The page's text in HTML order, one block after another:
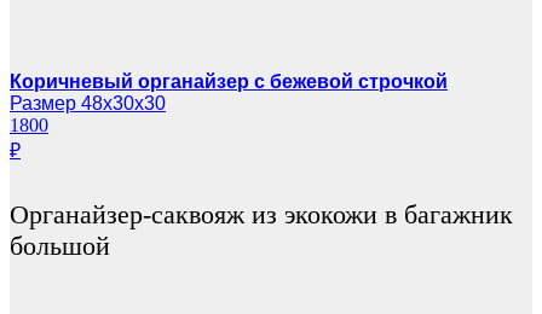
Коричневый органайзер с бежевой строчкой
Размер 48х30х30
1800
₽
Органайзер-саквояж из экокожи в багажник
большой